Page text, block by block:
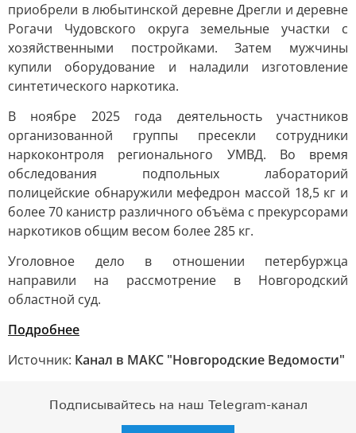
приобрели в любытинской деревне Дрегли и деревне
Рогачи Чудовского округа земельные участки с
хозяйственными постройками. Затем мужчины
купили оборудование и наладили изготовление
синтетического наркотика.
В ноябре 2025 года деятельность участников
организованной группы пресекли сотрудники
наркоконтроля регионального УМВД. Во время
обследования подпольных лабораторий
полицейские обнаружили мефедрон массой 18,5 кг и
более 70 канистр различного объёма с прекурсорами
наркотиков общим весом более 285 кг.
Уголовное дело в отношении петербуржца
направили на рассмотрение в Новгородский
областной суд.
Подробнее
Источник: Канал в МАКС "Новгородские Ведомости"
Подписывайтесь на наш Telegram-канал